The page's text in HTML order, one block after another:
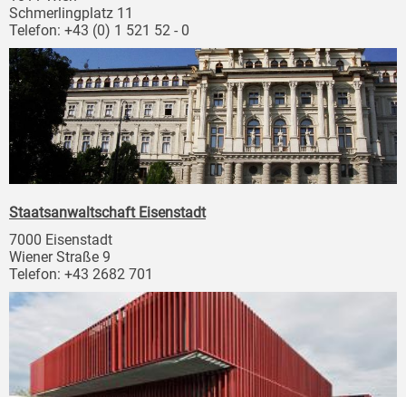
Schmerlingplatz 11
Telefon: +43 (0) 1 521 52 - 0
Staatsanwaltschaft Eisenstadt
7000 Eisenstadt
Wiener Straße 9
Telefon: +43 2682 701